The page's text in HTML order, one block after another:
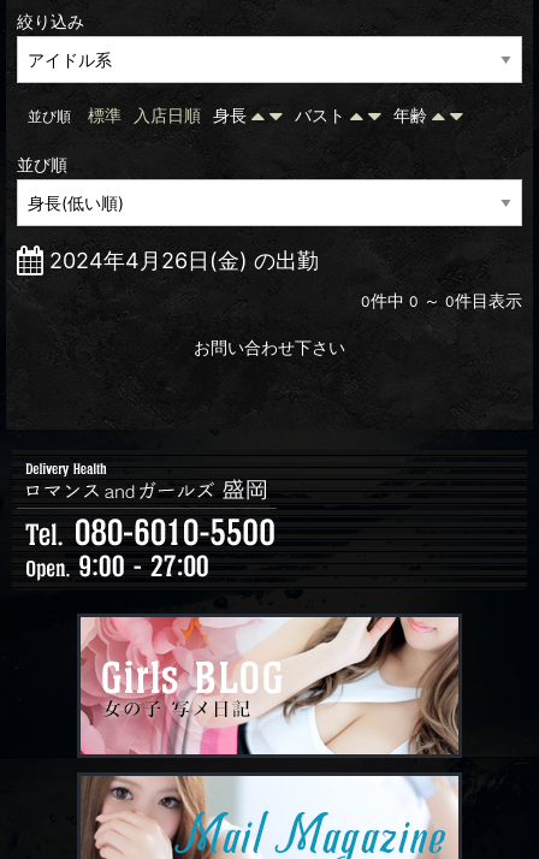
絞り込み
並び順 標準 入店日順 身長 バスト 年齢
並び順
2024年4月26日(金) の出勤
0件中 0 ～ 0件目表示
お問い合わせ下さい